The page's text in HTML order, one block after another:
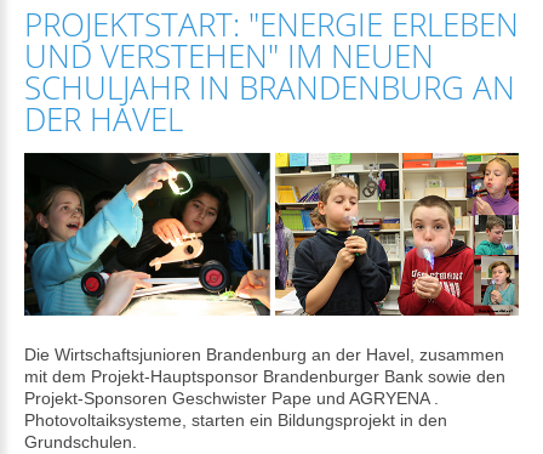
PROJEKTSTART: "ENERGIE ERLEBEN
UND VERSTEHEN" IM NEUEN
SCHULJAHR IN BRANDENBURG AN
DER HAVEL
Die Wirtschaftsjunioren Brandenburg an der Havel, zusammen
mit dem Projekt-Hauptsponsor Brandenburger Bank sowie den
Projekt-Sponsoren Geschwister Pape und AGRYENA .
Photovoltaiksysteme, starten ein Bildungsprojekt in den
Grundschulen.